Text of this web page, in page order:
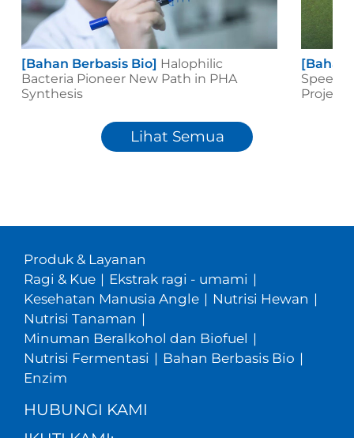
[Bahan Berbasis Bio] Halophilic
Bacteria Pioneer New Path in PHA
Synthesis
[Bahan
Speeds
Project
Lihat Semua
Produk & Layanan
Ragi & Kue | Ekstrak ragi - umami |
Kesehatan Manusia Angle | Nutrisi Hewan |
Nutrisi Tanaman |
Minuman Beralkohol dan Biofuel |
Nutrisi Fermentasi | Bahan Berbasis Bio |
Enzim
HUBUNGI KAMI